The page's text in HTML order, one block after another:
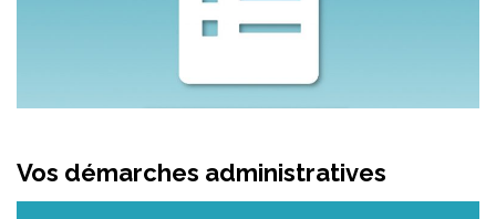
Vos démarches administratives